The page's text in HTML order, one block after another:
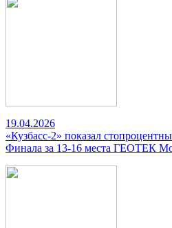
19.04.2026
«Кузбасс-2» показал
Финала за 13-16 места ГЕОТЕК